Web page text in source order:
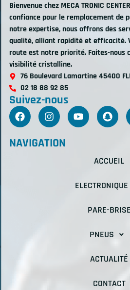
Bienvenue chez MECA TRONIC
confiance pour le remplacement de
notre expertise, nous offrons des
qualité, alliant rapidité et efficacité.
route est notre priorité. Faites-nous
visibilité cristalline.
76 Boulevard Lamartine 45400
02 18 88 92 85
Suivez-nous
NAVIGATION
ACCUEIL
ELECTRONIQUE
PARE-BRISE
PNEUS
ACTUALITÉ
CONTACT